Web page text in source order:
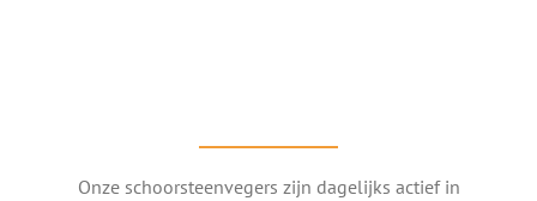
Onze schoorsteenvegers zijn dagelijks actief in